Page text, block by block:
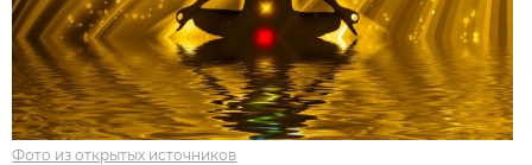
Фото из открытых источников